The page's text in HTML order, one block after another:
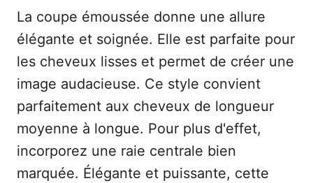
La coupe émoussée donne une allure
élégante et soignée. Elle est parfaite pour
les cheveux lisses et permet de créer une
image audacieuse. Ce style convient
parfaitement aux cheveux de longueur
moyenne à longue. Pour plus d'effet,
incorporez une raie centrale bien
marquée. Élégante et puissante, cette